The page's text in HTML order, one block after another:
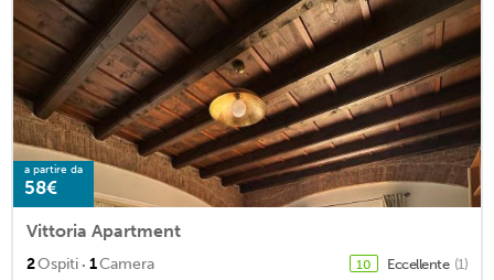
a partire da
58€
Vittoria Apartment
2Ospiti · 1Camera 10 Eccellente (1)